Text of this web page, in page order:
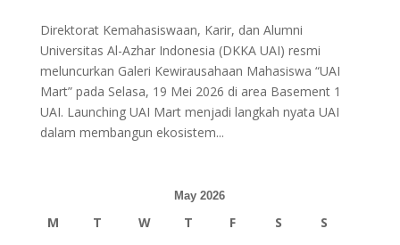
Direktorat Kemahasiswaan, Karir, dan Alumni
Universitas Al-Azhar Indonesia (DKKA UAI) resmi
meluncurkan Galeri Kewirausahaan Mahasiswa “UAI
Mart” pada Selasa, 19 Mei 2026 di area Basement 1
UAI. Launching UAI Mart menjadi langkah nyata UAI
dalam membangun ekosistem...
May 2026
M T W T F S S